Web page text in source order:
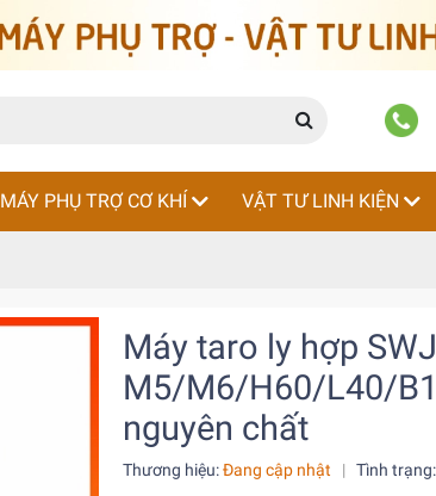
MÁY PHỤ TRỢ CƠ KHÍ VẬT TƯ LINH KIỆN
Máy taro ly hợp
M5/M6/H60/L40/
nguyên chất
Thương hiệu:Đang cập nhật | Tình trạng: